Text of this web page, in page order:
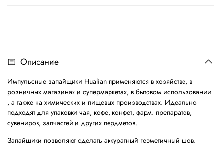
Описание
Импульсные запайщики Hualian применяются в хозяйстве, в
розничных магазинах и супермаркетах, в бытовом использовании
, а также на химических и пищевых производствах. Идеально
подходят для упаковки чая, кофе, конфет, фарм. препаратов,
сувениров, запчастей и других пердметов.
Запайщики позволяют сделать аккуратный герметичный шов.